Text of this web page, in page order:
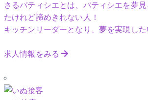
さるパティシエとは、パティシエを夢
たけれど諦めきれない人！
キッチンリーダーとなり、夢を実現し
求人情報をみる